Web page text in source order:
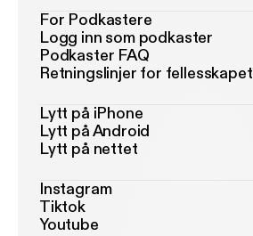
For Podkastere
Logg inn som podkaster
Podkaster FAQ
Retningslinjer for fellesskapet
Lytt på iPhone
Lytt på Android
Lytt på nettet
Instagram
Tiktok
Youtube